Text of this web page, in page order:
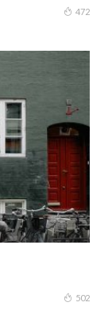
472
502